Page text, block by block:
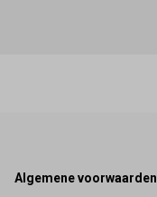
Footer
Algemene voorwaarden